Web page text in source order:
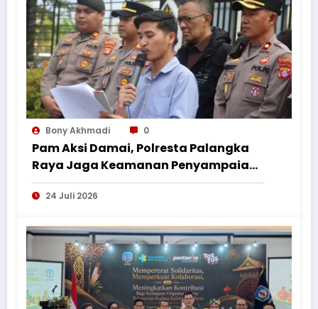
Bony Akhmadi 0
Pam Aksi Damai, Polresta Palangka
Raya Jaga Keamanan Penyampaian
Aspirasi Perkumpulan Pemuda
Nusantara
24 Juli 2026